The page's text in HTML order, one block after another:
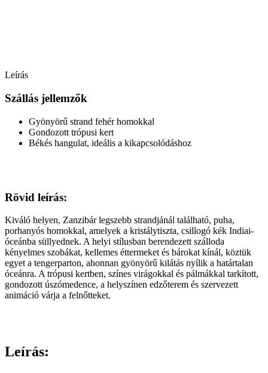
Leírás
Szállás jellemzők
Gyönyörű strand fehér homokkal
Gondozott trópusi kert
Békés hangulat, ideális a kikapcsolódáshoz
Rövid leírás:
Kiváló helyen, Zanzibár legszebb strandjánál található, puha,
porhanyós homokkal, amelyek a kristálytiszta, csillogó kék Indiai-
óceánba süllyednek. A helyi stílusban berendezett szálloda
kényelmes szobákat, kellemes éttermeket és bárokat kínál, köztük
egyet a tengerparton, ahonnan gyönyörű kilátás nyílik a határtalan
óceánra. A trópusi kertben, színes virágokkal és pálmákkal tarkított,
gondozott úszómedence, a helyszínen edzőterem és szervezett
animáció várja a felnőtteket.
Leírás: